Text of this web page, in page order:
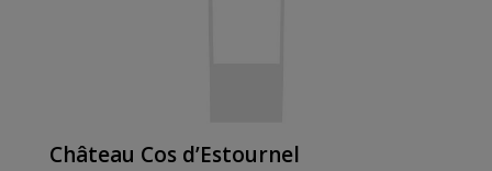
Château Cos d’Estournel